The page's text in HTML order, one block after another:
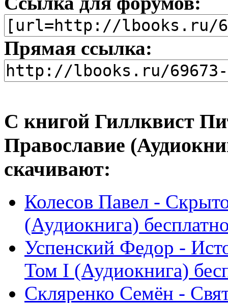
Прямая ссылка:
С книгой Гиллквист
Православие
скачивают:
Колесов Павел -
(Аудиокнига)
Успенский Федор -
Том I (Аудиокнига)
Скляренко Семён -